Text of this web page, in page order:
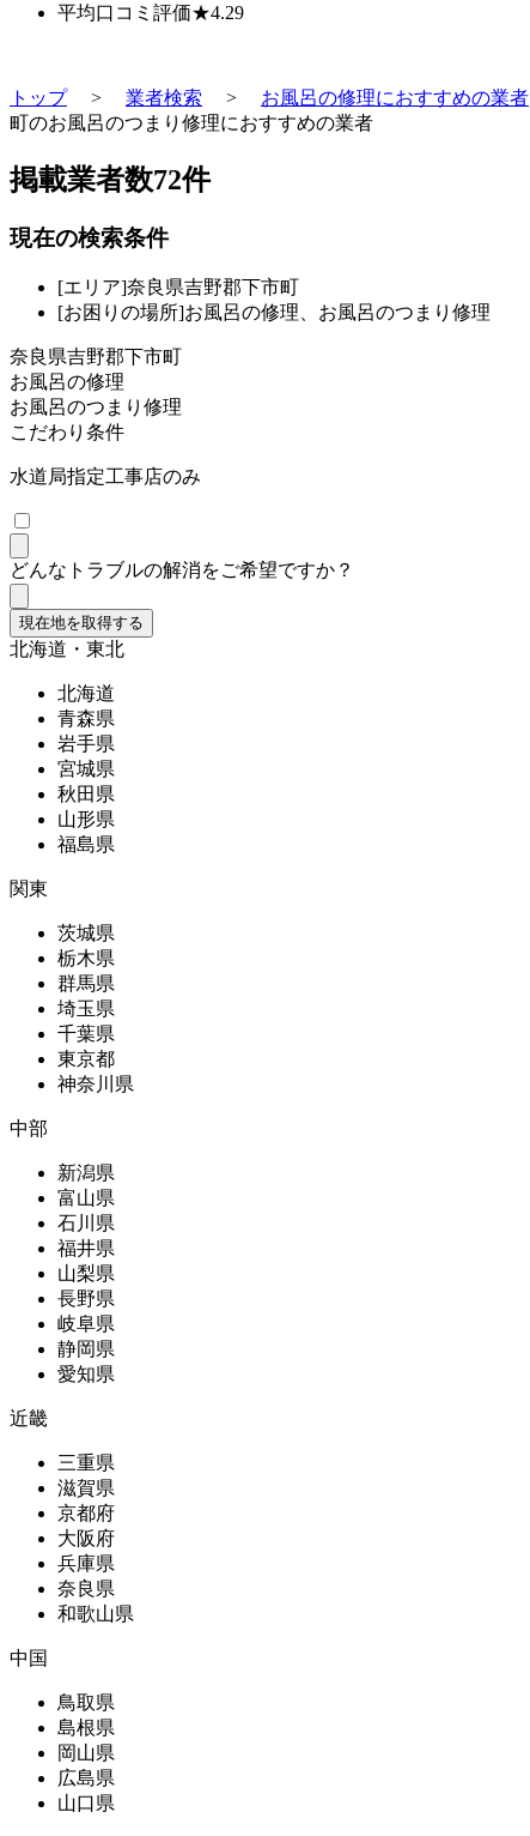
平均口コミ評価★4.29
トップ> 業者検索 > お風呂の修理におすすめの業者
町のお風呂のつまり修理におすすめの業者
掲載業者数72件
現在の検索条件
[エリア]奈良県吉野郡下市町
[お困りの場所]お風呂の修理、お風呂のつまり修理
奈良県吉野郡下市町
お風呂の修理
お風呂のつまり修理
こだわり条件
水道局指定工事店のみ
どんなトラブルの解消をご希望ですか？
現在地を取得する
北海道・東北
北海道
青森県
岩手県
宮城県
秋田県
山形県
福島県
関東
茨城県
栃木県
群馬県
埼玉県
千葉県
東京都
神奈川県
中部
新潟県
富山県
石川県
福井県
山梨県
長野県
岐阜県
静岡県
愛知県
近畿
三重県
滋賀県
京都府
大阪府
兵庫県
奈良県
和歌山県
中国
鳥取県
島根県
岡山県
広島県
山口県